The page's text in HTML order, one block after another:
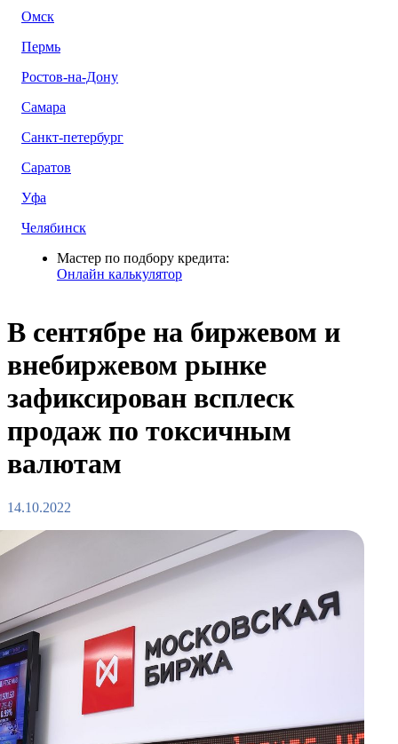
Омск
Пермь
Ростов-на-Дону
Самара
Санкт-петербург
Саратов
Уфа
Челябинск
Мастер по подбору кредита:
Онлайн калькулятор
В сентябре на биржевом и
внебиржевом рынке
зафиксирован всплеск
продаж по токсичным
валютам
14.10.2022